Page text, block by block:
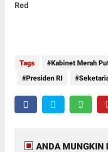
Red
Tags Kabinet Merah
Presiden RI
ANDA MUNGKIN